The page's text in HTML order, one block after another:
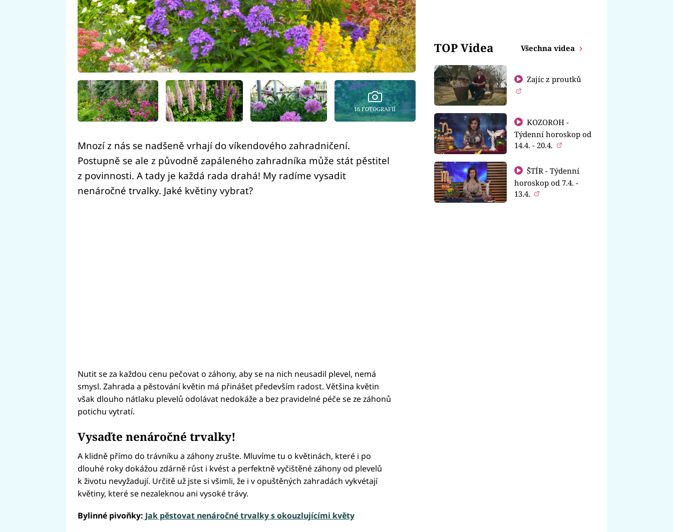
16 FOTOGRAFIÍ
Mnozí z nás se nadšeně vrhají do víkendového zahradničení.
Postupně se ale z původně zapáleného zahradníka může stát pěstitel
z povinnosti. A tady je každá rada drahá! My radíme vysadit
nenáročné trvalky. Jaké květiny vybrat?
Nutit se za každou cenu pečovat o záhony, aby se na nich neusadil plevel, nemá
smysl. Zahrada a pěstování květin má přinášet především radost. Většina květin
však dlouho nátlaku plevelů odolávat nedokáže a bez pravidelné péče se ze záhonů
potichu vytratí.
Vysaďte nenáročné trvalky!
A klidně přímo do trávníku a záhony zrušte. Mluvíme tu o květinách, které i po
dlouhé roky dokážou zdárně růst i kvést a perfektně vyčištěné záhony od plevelů
k životu nevyžadují. Určitě už jste si všimli, že i v opuštěných zahradách vykvétají
květiny, které se nezaleknou ani vysoké trávy.
Bylinné pivoňky: Jak pěstovat nenáročné trvalky s okouzlujícími květy
TOP Videa Všechna videa
Zajíc z proutků
KOZOROH -
Týdenní horoskop od
14.4. - 20.4.
ŠTÍR - Týdenní
horoskop od 7.4. -
13.4.